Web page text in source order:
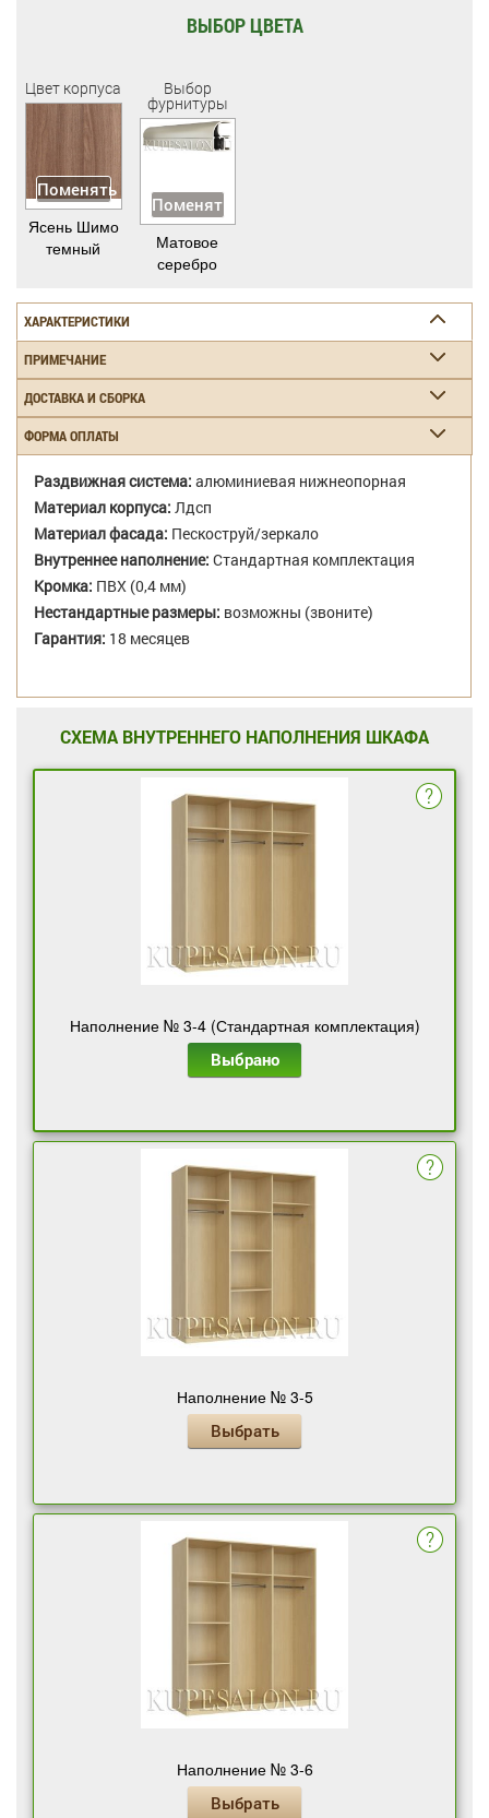
ВЫБОР ЦВЕТА
Цвет корпуса
Поменять
Ясень Шимо
темный
Выбор
фурнитуры
Поменять
Матовое
серебро
ХАРАКТЕРИСТИКИ
ПРИМЕЧАНИЕ
ДОСТАВКА И СБОРКА
ФОРМА ОПЛАТЫ
Раздвижная система: алюминиевая нижнеопорная
Материал корпуса: Лдсп
Материал фасада: Пескоструй/зеркало
Внутреннее наполнение: Стандартная комплектация
Кромка: ПВХ (0,4 мм)
Нестандартные размеры: возможны (звоните)
Гарантия: 18 месяцев
СХЕМА ВНУТРЕННЕГО НАПОЛНЕНИЯ ШКАФА
Наполнение № 3-4 (Стандартная комплектация)
Выбрано
Наполнение № 3-5
Выбрать
Наполнение № 3-6
Выбрать